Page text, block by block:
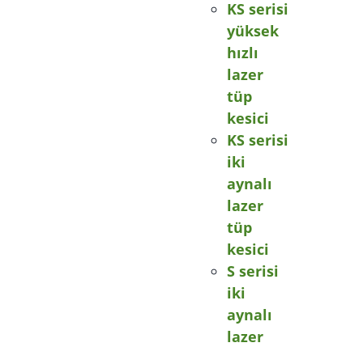
KS serisi
yüksek
hızlı
lazer
tüp
kesici
KS serisi
iki
aynalı
lazer
tüp
kesici
S serisi
iki
aynalı
lazer